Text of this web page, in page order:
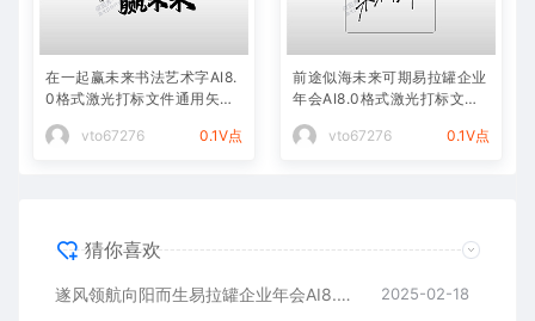
在一起赢未来书法艺术字AI8.
0格式激光打标文件通用矢量
vto67276
0.1V点
前途似海未来可期易拉罐企业
年会AI8.0格式激光打标文件
vto67276
0.1V点
猜你喜欢
遂风领航向阳而生易拉罐企业年会AI8.0格式激光打标文件通用矢量图 2025-02-18